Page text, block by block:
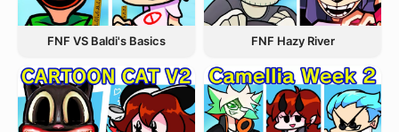
FNF VS Baldi's Basics FNF Hazy River